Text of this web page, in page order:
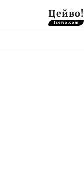
Цейво!
tseivo.com